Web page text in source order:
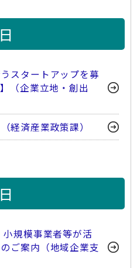
スタートアップを募
（企業立地・創出
経済産業政策課）
小規模事業者等が活
ご案内（地域企業支